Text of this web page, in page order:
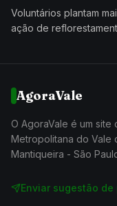
Voluntários plantam
ação de
AgoraVale
O AgoraVale é um
Metropolitana do Vale
Mantiqueira - São
Enviar sugestão de